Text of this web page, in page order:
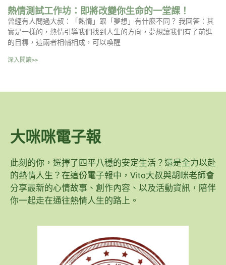
熱情測試工作坊：即將改變你生命的一堂課！
曾經有人問過大叔：「熱情」跟「夢想」有什麼不同？ 我回答：其
實是一樣的，熱情引導我們找到人生的方向，夢想讓我們有了前進
的目標，這兩者相輔相成，可以喚醒
深入閱讀>>
大咪咪電子報
此刻的你，選擇了四平八穩的安定生活？還是全力以赴
的熱情人生？在這份電子報中，Vito大叔與胡咪老師會
分享最新的心情故事、創作內容、以及活動資訊，陪伴
你一起走在通往熱情人生的路上。